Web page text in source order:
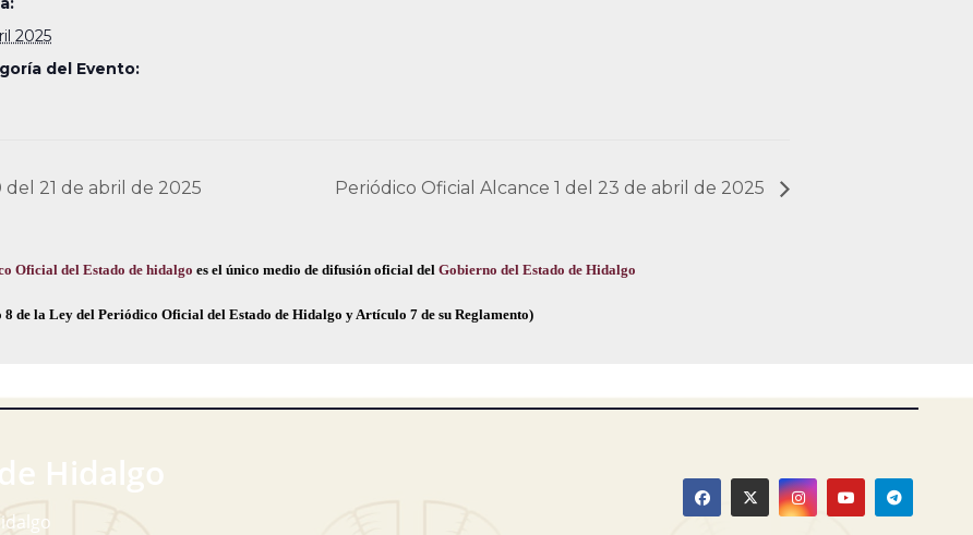
2025
del Evento:
21 de abril de 2025 Periódico Oficial Alcance 1 del 23 de abril de 2025
Oficial del Estado de hidalgo es el único medio de difusión oficial del Gobierno del Estado de Hidalgo
de la Ley del Periódico Oficial del Estado de Hidalgo y Artículo 7 de su Reglamento)
Hidalgo